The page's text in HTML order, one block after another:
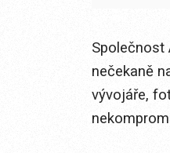
Společnost
nečekaně
vývojáře,